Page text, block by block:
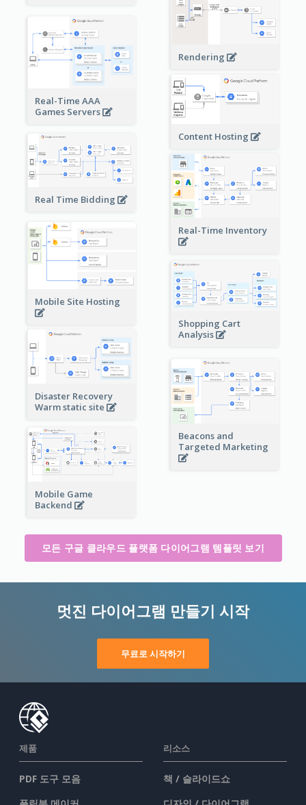
Rendering
Real-Time AAA
Games Servers
Content Hosting
Real Time Bidding
Real-Time Inventory
Mobile Site Hosting
Shopping Cart
Analysis
Disaster Recovery
Warm static site
Beacons and
Targeted Marketing
Mobile Game
Backend
모든 구글 클라우드 플랫폼 다이어그램 템플릿 보기
멋진 다이어그램 만들기 시작
무료로 시작하기
제품
PDF 도구 모음
리소스
책 / 슬라이드쇼